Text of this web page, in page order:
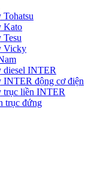
Kato
Tesu
Vicky
diesel INTER
INTER động cơ điện
trục liền INTER
trục đứng